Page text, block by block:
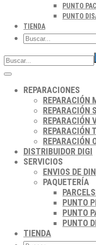
PUNTO
PUNTO
TIENDA
REPARACIONES
REPARACIÓN
REPARACIÓN
REPARACIÓN
REPARACIÓN
REPARACIÓN
DISTRIBUIDOR DIGI
SERVICIOS
ENVIOS DE
PAQUETERÍA
PUNTO
PUNTO
PUNTO
TIENDA